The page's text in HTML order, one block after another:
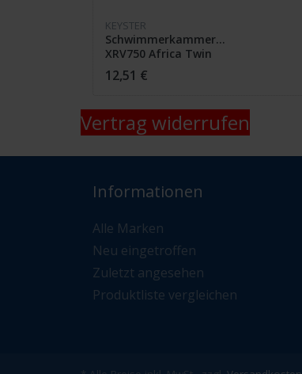
KEYSTER
Schwimmerkammerventil
XRV750 Africa Twin
RD04
12,51 €
Vertrag widerrufen
Informationen
Alle Marken
Neu eingetroffen
Zuletzt angesehen
Produktliste vergleichen